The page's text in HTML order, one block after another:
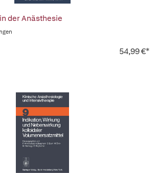
der Anästhesie
54,99 €*